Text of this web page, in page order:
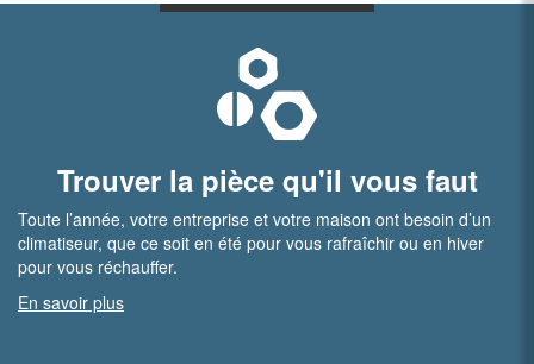
Trouver la pièce qu'il vous faut
Toute l’année, votre entreprise et votre maison ont besoin d’un
climatiseur, que ce soit en été pour vous rafraîchir ou en hiver
pour vous réchauffer.
En savoir plus